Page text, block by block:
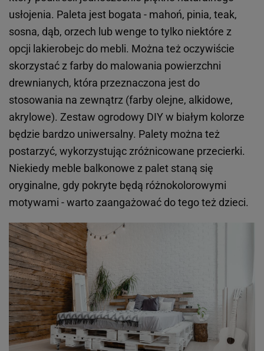
usłojenia. Paleta jest bogata - mahoń, pinia, teak,
sosna, dąb, orzech lub wenge to tylko niektóre z
opcji lakierobejc do mebli. Można też oczywiście
skorzystać z farby do malowania powierzchni
drewnianych, która przeznaczona jest do
stosowania na zewnątrz (farby olejne, alkidowe,
akrylowe). Zestaw ogrodowy DIY w białym kolorze
będzie bardzo uniwersalny. Palety można też
postarzyć, wykorzystując zróżnicowane przecierki.
Niekiedy meble balkonowe z palet staną się
oryginalne, gdy pokryte będą różnokolorowymi
motywami - warto zaangażować do tego też dzieci.